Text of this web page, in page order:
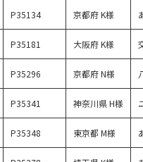
P35134 京都府 K様
P35181 大阪府 K様
P35296 京都府 N様
P35341 神奈川県 H様
P35348 東京都 M様